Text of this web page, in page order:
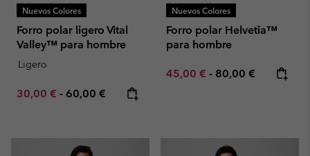
Nuevos Colores
Forro polar ligero Vital
Valley™ para hombre
Ligero
Minimum sale price:
30,00 € - Maximum price:
60,00 €
Nuevos Colores
Forro polar Helvetia™
para hombre
Minimum sale price:
45,00 € - Maximum price:
80,00 €